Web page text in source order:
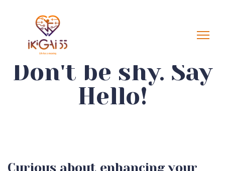
Don't be shy. Say
Hello!
Curious about enhancing your